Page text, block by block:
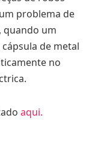
problema de
quando um
de metal
no
aqui.